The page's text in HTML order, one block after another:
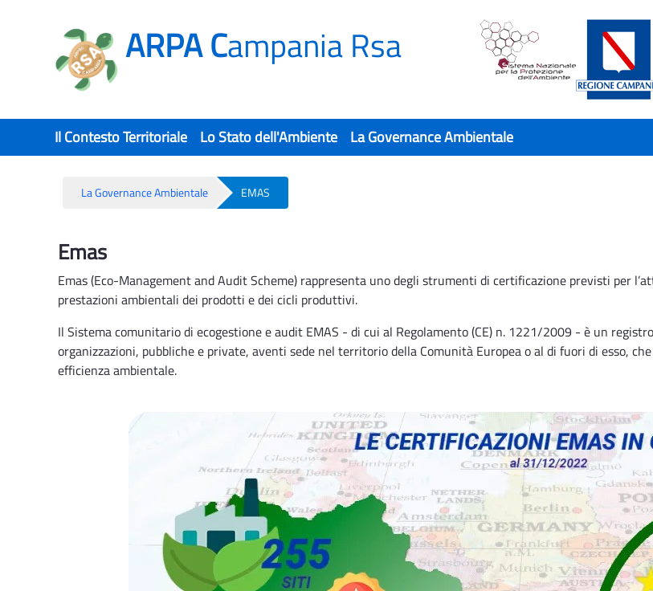
ARPA Campania Rsa
Il Contesto Territoriale Lo Stato dell'Ambiente La Governance Ambientale
La Governance Ambientale EMAS
EMAS - Rsa
Emas
Emas (Eco-Management and Audit Scheme) rappresenta uno degli strumenti di certificazione previsti per
prestazioni ambientali dei prodotti e dei cicli produttivi.
Il Sistema comunitario di ecogestione e audit EMAS - di cui al Regolamento (CE) n. 1221/2009 - è un
organizzazioni, pubbliche e private, aventi sede nel territorio della Comunità Europea o al di fuori di esso,
efficienza ambientale.